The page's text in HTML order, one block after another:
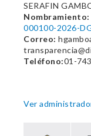
SERAFIN
Nombramiento:
000100-2026-
Correo:
Teléfono:01-
Ver